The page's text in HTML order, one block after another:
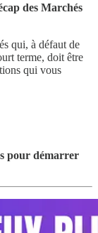
des Marchés
qui, à défaut de
terme, doit être
qui vous
pour démarrer